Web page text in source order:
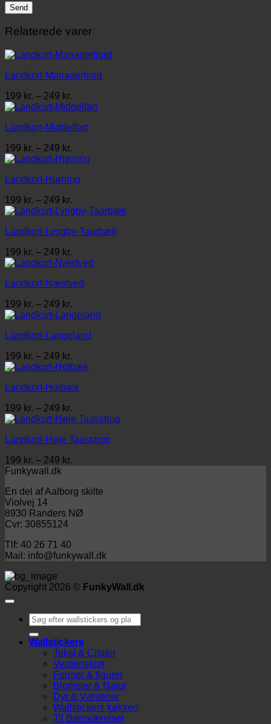
Relaterede varer
Landkort-Mariagerfjord
199 kr. – 249 kr.
199 kr.
249 kr.
Landkort-Middelfart
199 kr. – 249 kr.
199 kr.
249 kr.
Landkort-Hjørring
199 kr. – 249 kr.
199 kr.
249 kr.
Landkort-Lyngby-Taarbæk
199 kr. – 249 kr.
199 kr.
249 kr.
Landkort-Næstved
199 kr. – 249 kr.
199 kr.
249 kr.
Landkort-Langeland
199 kr. – 249 kr.
199 kr.
249 kr.
Landkort-Holbæk
199 kr. – 249 kr.
199 kr.
249 kr.
Landkort-Høje Taasstrup
199 kr. – 249 kr.
249 kr.
Funkywall.dk
En del af Aalborg skilte
Violvej 14
8930 Randers NØ
Cvr: 30855124
Tlf: 40 26 71 40
Mail: info@funkywall.dk
Copyright 2026 © FunkyWall.dk
Søg
efter:
Wallstickers
Tekst & Citater
Verdenskort
Former & figurer
Blomster & Natur
Dyr & Væsener
Wallstickers køkken
Til Børnværelset